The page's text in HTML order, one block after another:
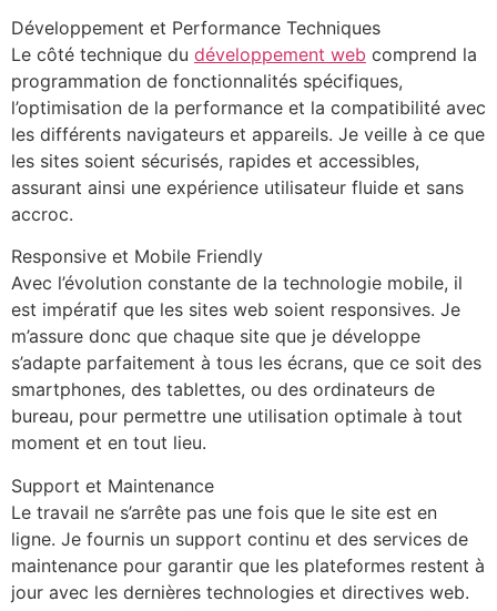
Développement et Performance Techniques
Le côté technique du développement web comprend la
programmation de fonctionnalités spécifiques,
l’optimisation de la performance et la compatibilité avec
les différents navigateurs et appareils. Je veille à ce que
les sites soient sécurisés, rapides et accessibles,
assurant ainsi une expérience utilisateur fluide et sans
accroc.
Responsive et Mobile Friendly
Avec l’évolution constante de la technologie mobile, il
est impératif que les sites web soient responsives. Je
m’assure donc que chaque site que je développe
s’adapte parfaitement à tous les écrans, que ce soit des
smartphones, des tablettes, ou des ordinateurs de
bureau, pour permettre une utilisation optimale à tout
moment et en tout lieu.
Support et Maintenance
Le travail ne s’arrête pas une fois que le site est en
ligne. Je fournis un support continu et des services de
maintenance pour garantir que les plateformes restent à
jour avec les dernières technologies et directives web.